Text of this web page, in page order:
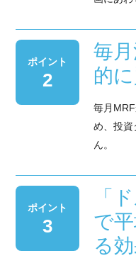
ポイント
2
毎
的
毎月
め、投資
ん。
ポイント
3
「
で
る